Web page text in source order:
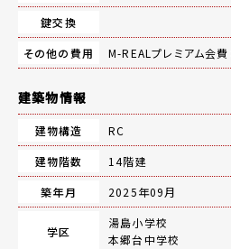
鍵交換
その他の費用
M-REALプレミアム会
建築物情報
建物構造
RC
建物階数
14階建
築年月
2025年09月
学区
湯島小学校
本郷台中学校